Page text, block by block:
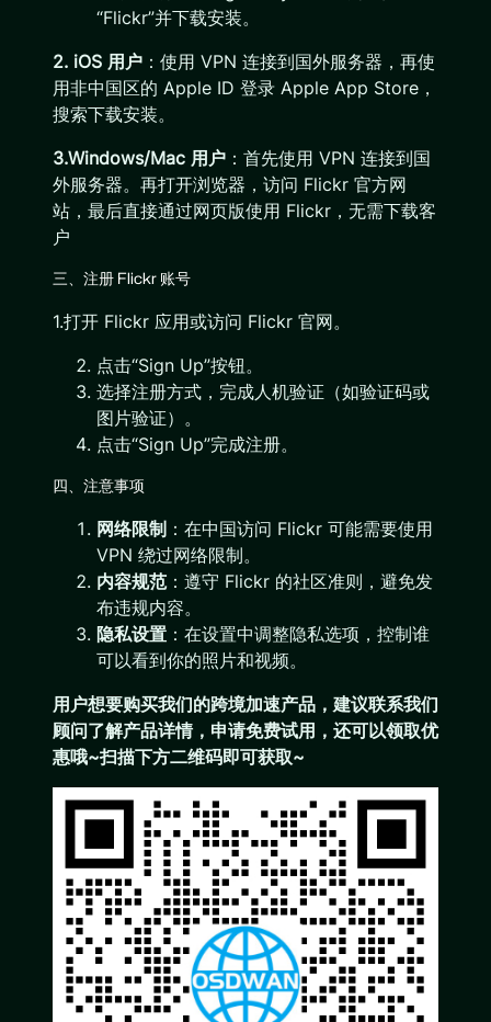
“Flickr”并下载安装。
2. iOS 用户 ：使用 VPN 连接到国外服务器，再使
用非中国区的 Apple ID 登录 Apple App Store，
搜索下载安装。
3.Windows/Mac 用户 ：首先使用 VPN 连接到国
外服务器。再打开浏览器，访问 Flickr 官方网
站，最后直接通过网页版使用 Flickr，无需下载客
户
三、注册 Flickr 账号
1.打开 Flickr 应用或访问 Flickr 官网。
点击“Sign Up”按钮。
选择注册方式，完成人机验证（如验证码或
图片验证）。
点击“Sign Up”完成注册。
四、注意事项
网络限制 ：在中国访问 Flickr 可能需要使用
VPN 绕过网络限制。
内容规范：遵守 Flickr 的社区准则，避免发
布违规内容。
隐私设置 ：在设置中调整隐私选项，控制谁
可以看到你的照片和视频。
用户想要购买我们的跨境加速产品，建议联系我们
顾问了解产品详情，申请免费试用，还可以领取优
惠哦~扫描下方二维码即可获取~